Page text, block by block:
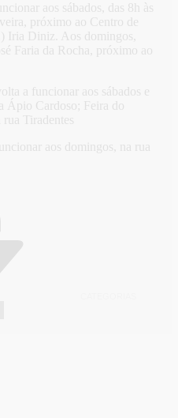
aos sábados, das 8h às
próximo ao Centro de
Iria Diniz. Aos domingos,
Faria da Rocha, próximo ao
a funcionar aos sábados e
Ápio Cardoso; Feira do
rua Tiradentes
aos domingos, na rua